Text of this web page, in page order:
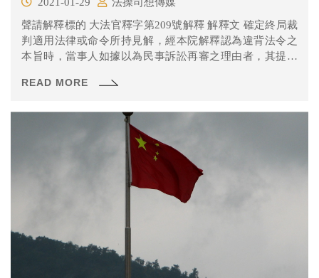
2021-01-29
法操司想傳媒
聲請解釋標的 大法官釋字第209號解釋 解釋文 確定終局裁
判適用法律或命令所持見解，經本院解釋認為違背法令之
本旨時，當事人如據以為民事訴訟再審之理由者，其提起
五百條第二項但書規定，應自該解釋公布當日起算，惟民
適用法規顯有錯誤而提起再審之訴或聲請再審，本院釋字
第一八八號解釋應予補充。
READ MORE